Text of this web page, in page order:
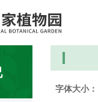
字体大小：